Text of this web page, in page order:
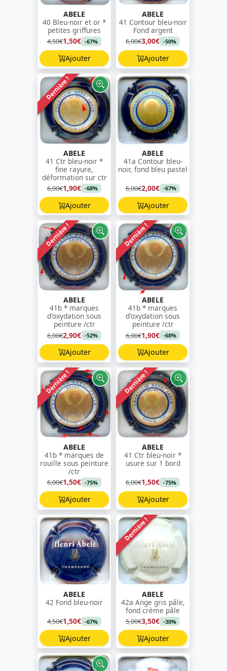
ABELE
40 Bleu-noir et or *
petites griffures
4,50€1,50€ -67%
Ajouter
ABELE
41 Contour bleu-noir
Fond argent
6,00€3,00€ -50%
Ajouter
Dernière !
ABELE
41 Ctr bleu-noir *
fine rayure,
déformation sur ctr
6,00€1,90€ -68%
Ajouter
ABELE
41a Contour bleu-
noir, fond bleu pastel
6,00€2,00€ -67%
Ajouter
Dernière !
ABELE
41b * marques
d'oxydation sous
peinture /ctr
6,00€2,90€ -52%
Ajouter
Dernière !
ABELE
41b * marques
d'oxydation sous
peinture /ctr
6,00€1,90€ -68%
Ajouter
Dernière !
ABELE
41b * marques de
rouille sous peinture
/ctr
6,00€1,50€ -75%
Ajouter
Dernière !
ABELE
41 Ctr bleu-noir *
usure sur 1 bord
6,00€1,50€ -75%
Ajouter
ABELE
42 Fond bleu-noir
4,50€1,50€ -67%
Ajouter
Dernière !
ABELE
42a Ange gris pâle,
fond crème pâle
5,00€3,50€ -30%
Ajouter